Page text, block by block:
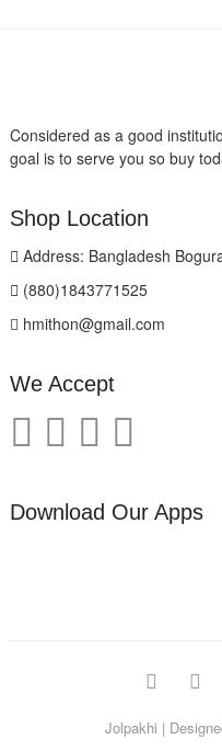
Considered as a good
goal is to serve you so buy
Shop Location
Address: Bangladesh
(880)1843771525
hmithon@gmail.com
We Accept
Download Our Apps
facebook
Jolpakhi |